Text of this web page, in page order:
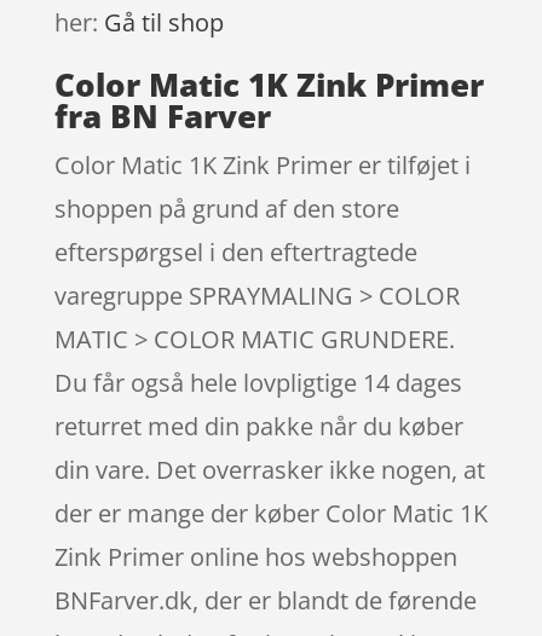
her: Gå til shop
Color Matic 1K Zink Primer
fra BN Farver
Color Matic 1K Zink Primer er tilføjet i
shoppen på grund af den store
efterspørgsel i den eftertragtede
varegruppe SPRAYMALING > COLOR
MATIC > COLOR MATIC GRUNDERE.
Du får også hele lovpligtige 14 dages
returret med din pakke når du køber
din vare. Det overrasker ikke nogen, at
der er mange der køber Color Matic 1K
Zink Primer online hos webshoppen
BNFarver.dk, der er blandt de førende